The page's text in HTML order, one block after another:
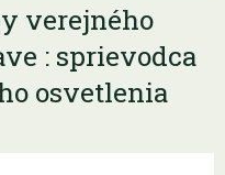
verejného
: sprievodca
osvetlenia